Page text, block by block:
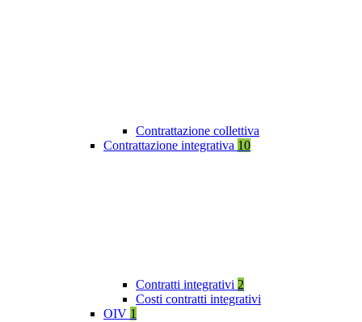
Contrattazione collettiva
Contrattazione integrativa 10
Contratti integrativi 2
Costi contratti integrativi
OIV 1